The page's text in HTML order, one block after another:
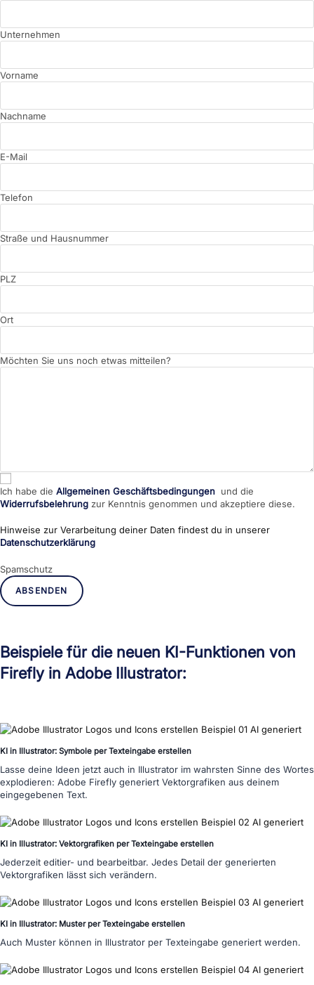
Unternehmen
Vorname
Nachname
E-Mail
Telefon
Straße und Hausnummer
PLZ
Ort
Möchten Sie uns noch etwas mitteilen?
Ich habe die Allgemeinen Geschäftsbedingungen und die
Widerrufsbelehrung zur Kenntnis genommen und akzeptiere diese.
Hinweise zur Verarbeitung deiner Daten findest du in unserer
Datenschutzerklärung
Spamschutz
ABSENDEN
Beispiele für die neuen KI-Funktionen von
Firefly in Adobe Illustrator:
KI in Illustrator: Symbole per Texteingabe erstellen
Lasse deine Ideen jetzt auch in Illustrator im wahrsten Sinne des Wortes
explodieren: Adobe Firefly generiert Vektorgrafiken aus deinem
eingegebenen Text.
KI in Illustrator: Vektorgrafiken per Texteingabe erstellen
Jederzeit editier- und bearbeitbar. Jedes Detail der generierten
Vektorgrafiken lässt sich verändern.
KI in Illustrator: Muster per Texteingabe erstellen
Auch Muster können in Illustrator per Texteingabe generiert werden.